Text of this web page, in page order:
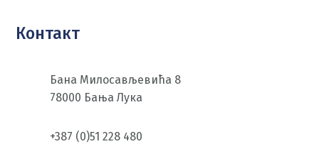
Контакт
Бана Милосављевића 8
78000 Бања Лука
+387 (0)51 228 480